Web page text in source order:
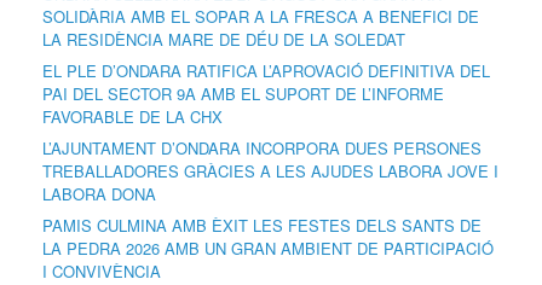
SOLIDÀRIA AMB EL SOPAR A LA FRESCA A BENEFICI DE
LA RESIDÈNCIA MARE DE DÉU DE LA SOLEDAT
EL PLE D’ONDARA RATIFICA L’APROVACIÓ DEFINITIVA DEL
PAI DEL SECTOR 9A AMB EL SUPORT DE L’INFORME
FAVORABLE DE LA CHX
L’AJUNTAMENT D’ONDARA INCORPORA DUES PERSONES
TREBALLADORES GRÀCIES A LES AJUDES LABORA JOVE I
LABORA DONA
PAMIS CULMINA AMB ÈXIT LES FESTES DELS SANTS DE
LA PEDRA 2026 AMB UN GRAN AMBIENT DE PARTICIPACIÓ
I CONVIVÈNCIA